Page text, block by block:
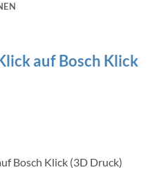
auf Bosch Klick
Bosch Klick (3D Druck)